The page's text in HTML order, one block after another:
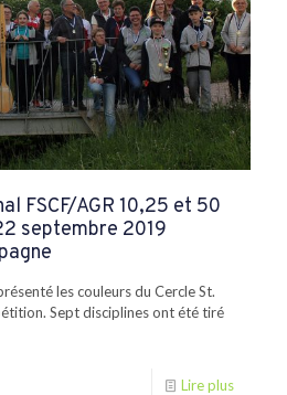
FSCF/AGR 10,25 et 50
septembre 2019
les couleurs du Cercle St.
Sept disciplines ont été tiré
Lire plus